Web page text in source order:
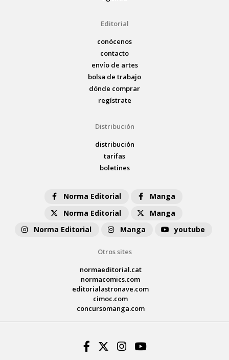
Editorial
conócenos
contacto
envío de artes
bolsa de trabajo
dónde comprar
regístrate
Distribución
distribución
tarifas
boletines
Norma Editorial
Manga
Norma Editorial
Manga
Norma Editorial
Manga youtube
Otros sites
normaeditorial.cat
normacomics.com
editorialastronave.com
cimoc.com
concursomanga.com
Facebook
Twitter
Instagram
Youtube